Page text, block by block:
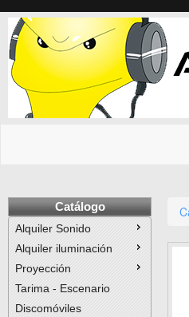
Catálogo
Alquiler Sonido
Alquiler iluminación
Proyección
Tarima - Escenario
Discomóviles